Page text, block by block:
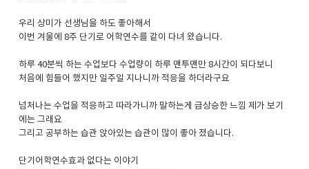
우리 상미가 선생님을 하도 좋아해서
이번 겨울에 8주 단기로 어학연수를 같이 다녀 왔습니다.
하루 40분씩 하는 수업보다 수업량이 하루 맨투맨만 8시간이 되다보니
처음에 힘들어 했지만 일주일 지나니까 적응을 하더라구요
넘처나는 수업을 적응하고 따라가니까 말하는게 급상승한 느낌 제가 보기
에는 그래요
그리고 공부하는 습관 앉아있는 습관이 많이 좋아 졌습니다.
단기어학연수효과 없다는 이야기